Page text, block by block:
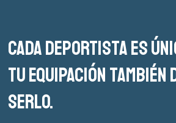
Cada deportista es
tu equipación también
serlo.